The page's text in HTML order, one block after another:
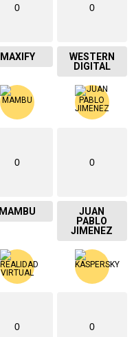
0
MAXIFY
0
WESTERN
DIGITAL
0
MAMBU
0
JUAN
PABLO
JIMENEZ
0 0